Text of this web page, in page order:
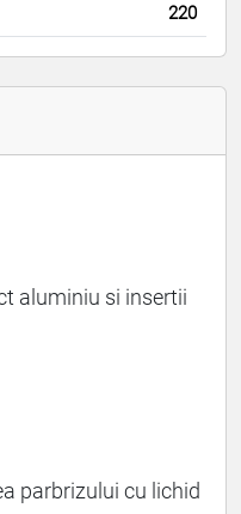
220
aluminiu si insertii
parbrizului cu lichid